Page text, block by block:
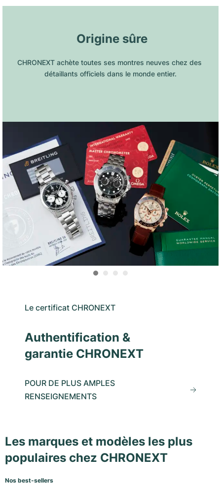
Origine sûre
CHRONEXT achète toutes ses montres neuves chez des
détaillants officiels dans le monde entier.
Le certificat CHRONEXT
Authentification &
garantie CHRONEXT
POUR DE PLUS AMPLES
RENSEIGNEMENTS
Les marques et modèles les plus
populaires chez CHRONEXT
Nos best-sellers